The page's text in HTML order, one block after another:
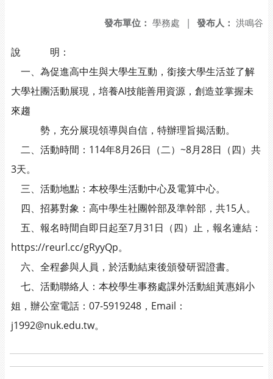
發布人： 洪鳴谷
發布單位： 學務處 |
說 明：
一、為促進高中生與大學生互動，銜接大學生活並了解
大學社團活動展現，培養AI技能善用資源，創造並掌握未
來趨
勢，充分展現領導與自信，特辦理旨揭活動。
二、活動時間：114年8月26日（二）~8月28日（四）共
3天。
三、活動地點：本校學生活動中心及電算中心。
四、招募對象：高中學生社團幹部及準幹部，共15人。
五、報名時間自即日起至7月31日（四）止，報名連結：
https://reurl.cc/gRyyQp。
六、全程參與人員，於活動結束後頒發研習證書。
七、活動聯絡人：本校學生事務處課外活動組黃惠娟小
姐，辦公室電話：07-5919248，Email：
j1992@nuk.edu.tw。